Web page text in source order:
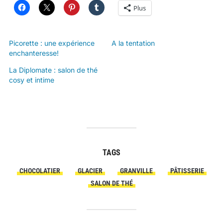
Plus
Picorette : une expérience
enchanteresse!
A la tentation
La Diplomate : salon de thé
cosy et intime
TAGS
CHOCOLATIER GLACIER GRANVILLE
PÂTISSERIE
SALON DE THÉ